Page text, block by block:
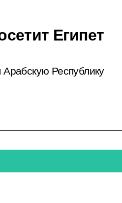
Египет
Республику